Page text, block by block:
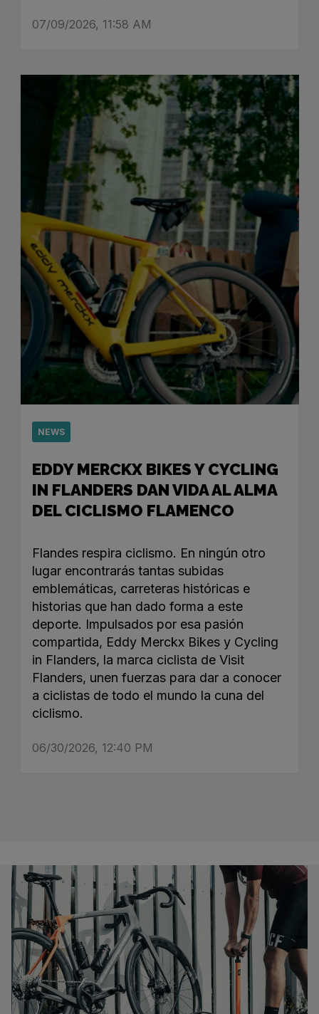
07/09/2026, 11:58 AM
NEWS
EDDY MERCKX BIKES Y CYCLING
IN FLANDERS DAN VIDA AL ALMA
DEL CICLISMO FLAMENCO
Flandes respira ciclismo. En ningún otro
lugar encontrarás tantas subidas
emblemáticas, carreteras históricas e
historias que han dado forma a este
deporte. Impulsados por esa pasión
compartida, Eddy Merckx Bikes y Cycling
in Flanders, la marca ciclista de Visit
Flanders, unen fuerzas para dar a conocer
a ciclistas de todo el mundo la cuna del
ciclismo.
06/30/2026, 12:40 PM